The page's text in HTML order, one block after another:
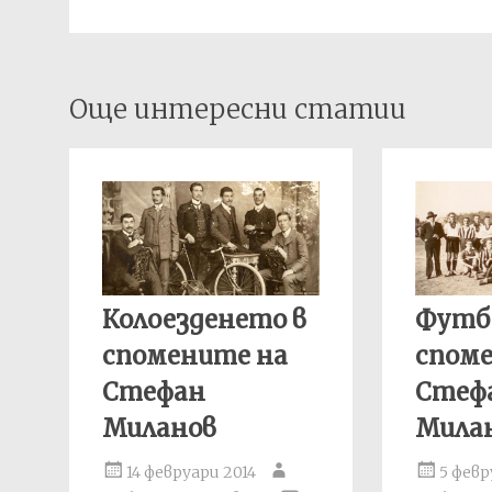
Post
navigation
Още интересни статии
Колоезденето в
спомените на
Стефан
Миланов
14 февруари 2014
5